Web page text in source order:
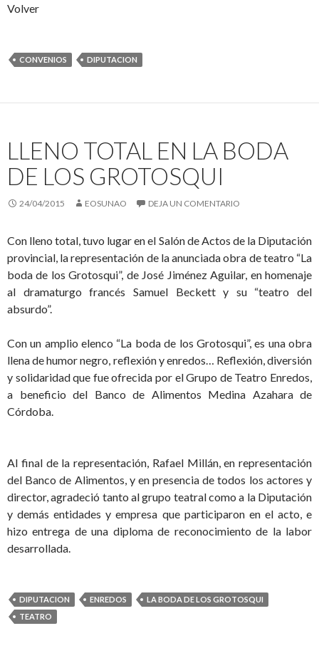
Volver
CONVENIOS DIPUTACION
LLENO TOTAL EN LA BODA
DE LOS GROTOSQUI
24/04/2015 EOSUNAO DEJA UN COMENTARIO
Con lleno total, tuvo lugar en el Salón de Actos de la Diputación
provincial, la representación de la anunciada obra de teatro “La
boda de los Grotosqui”, de José Jiménez Aguilar, en homenaje
al dramaturgo francés Samuel Beckett y su “teatro del
absurdo”.
Con un amplio elenco “La boda de los Grotosqui”, es una obra
llena de humor negro, reflexión y enredos… Reflexión, diversión
y solidaridad que fue ofrecida por el Grupo de Teatro Enredos,
a beneficio del Banco de Alimentos Medina Azahara de
Córdoba.
Al final de la representación, Rafael Millán, en representación
del Banco de Alimentos, y en presencia de todos los actores y
director, agradeció tanto al grupo teatral como a la Diputación
y demás entidades y empresa que participaron en el acto, e
hizo entrega de una diploma de reconocimiento de la labor
desarrollada.
DIPUTACION ENREDOS
LA BODA DE LOS GROTOSQUI
TEATRO